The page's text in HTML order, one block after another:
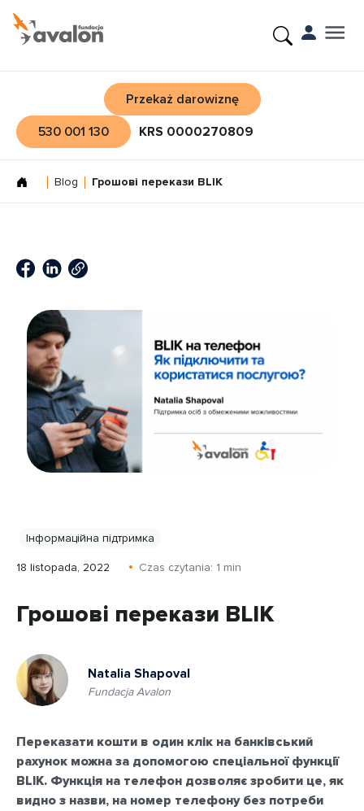
Przekaż darowiznę
530 001 130
KRS 0000270809
Blog Грошові перекази BLIK
Інформаційна підтримка
18 listopada, 2022 Czas czytania: 1 min
Грошові перекази BLIK
Natalia Shapoval
Fundacja Avalon
Переказати кошти в один клік на банківський
рахунок можна за допомогою спеціальної функції
BLIK. Функція на телефон дозволяє зробити це, як
видно з назви, на номер телефону без потреби